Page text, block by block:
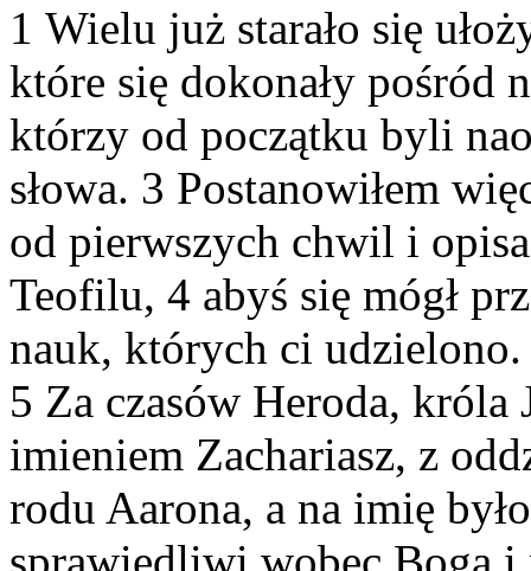
1 Wielu już starało się
które się dokonały pośród
którzy od początku byli
słowa. 3 Postanowiłem
od pierwszych chwil i
Teofilu, 4 abyś się mógł
nauk, których ci udzielono.
5 Za czasów Heroda, króla
imieniem Zachariasz, z
rodu Aarona, a na imię
sprawiedliwi wobec Boga i